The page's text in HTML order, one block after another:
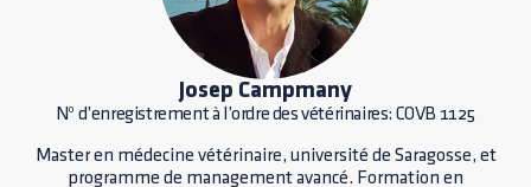
Josep Campmany
Nº d’enregistrement à l’ordre des vétérinaires: COVB 1125
Master en médecine vétérinaire, université de Saragosse, et
programme de management avancé. Formation en